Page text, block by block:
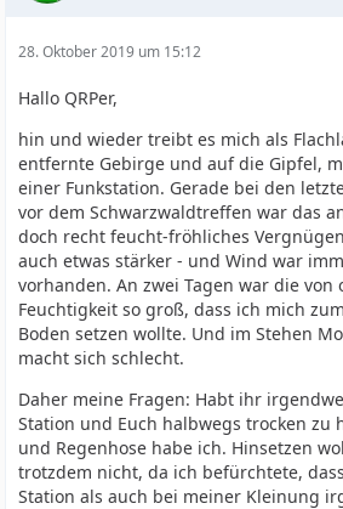
28. Oktober 2019 um 15:12
Hallo QRPer,
hin und wieder treibt es mich als
entfernte Gebirge und auf die Gipfel,
einer Funkstation. Gerade bei den
vor dem Schwarzwaldtreffen war das
doch recht feucht-fröhliches
auch etwas stärker - und Wind war
vorhanden. An zwei Tagen war die von
Feuchtigkeit so groß, dass ich mich
Boden setzen wollte. Und im Stehen
macht sich schlecht.
Daher meine Fragen: Habt ihr
Station und Euch halbwegs trocken zu
und Regenhose habe ich. Hinsetzen
trotzdem nicht, da ich befürchtete,
Station als auch bei meiner Kleinung